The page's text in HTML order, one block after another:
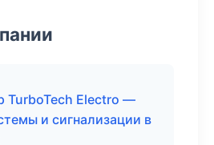
TurboTech Electro —
и сигнализации в